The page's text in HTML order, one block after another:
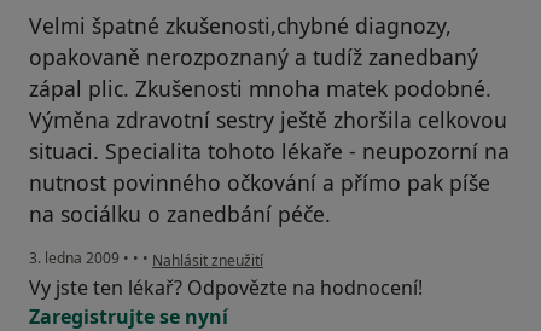
Velmi špatné zkušenosti,chybné diagnozy,
opakovaně nerozpoznaný a tudíž zanedbaný
zápal plic. Zkušenosti mnoha matek podobné.
Výměna zdravotní sestry ještě zhoršila celkovou
situaci. Specialita tohoto lékaře - neupozorní na
nutnost povinného očkování a přímo pak píše
na sociálku o zanedbání péče.
3. ledna 2009 • • • podle názoru uživatele NESPOKOJENÁ MATKA
Nahlásit zneužití
Vy jste ten lékař? Odpovězte na hodnocení!
Zaregistrujte se nyní